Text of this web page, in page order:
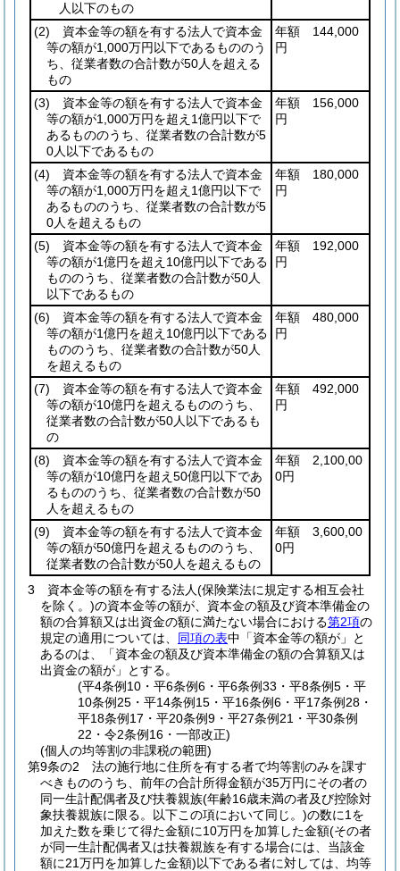
人以下のもの
(2) 資本金等の額を有する法人で資本金
等の額が1,000万円以下であるもののう
ち、従業者数の合計数が50人を超える
もの
年額 144,000
円
(3) 資本金等の額を有する法人で資本金
等の額が1,000万円を超え1億円以下で
あるもののうち、従業者数の合計数が5
0人以下であるもの
年額 156,000
円
(4) 資本金等の額を有する法人で資本金
等の額が1,000万円を超え1億円以下で
あるもののうち、従業者数の合計数が5
0人を超えるもの
年額 180,000
円
(5) 資本金等の額を有する法人で資本金
等の額が1億円を超え10億円以下である
もののうち、従業者数の合計数が50人
以下であるもの
年額 192,000
円
(6) 資本金等の額を有する法人で資本金
等の額が1億円を超え10億円以下である
もののうち、従業者数の合計数が50人
を超えるもの
年額 480,000
円
(7) 資本金等の額を有する法人で資本金
等の額が10億円を超えるもののうち、
従業者数の合計数が50人以下であるも
の
年額 492,000
円
(8) 資本金等の額を有する法人で資本金
等の額が10億円を超え50億円以下であ
るもののうち、従業者数の合計数が50
人を超えるもの
年額 2,100,00
0円
(9) 資本金等の額を有する法人で資本金
等の額が50億円を超えるもののうち、
従業者数の合計数が50人を超えるもの
年額 3,600,00
0円
3 資本金等の額を有する法人(保険業法に規定する相互会社
を除く。)の資本金等の額が、資本金の額及び資本準備金の
額の合算額又は出資金の額に満たない場合における第2項の
規定の適用については、 同項の表中「資本金等の額が」と
あるのは、「資本金の額及び資本準備金の額の合算額又は
出資金の額が」とする。
(平4条例10・平6条例6・平6条例33・平8条例5・平
10条例25・平14条例15・平16条例6・平17条例28・
平18条例17・平20条例9・平27条例21・平30条例
22・令2条例16・一部改正)
(個人の均等割の非課税の範囲)
第9条の2
法の施行地に住所を有する者で均等割のみを課す
べきもののうち、前年の合計所得金額が35万円にその者の
同一生計配偶者及び扶養親族(年齢16歳未満の者及び控除対
象扶養親族に限る。以下この項において同じ。)の数に1を
加えた数を乗じて得た金額に10万円を加算した金額(その者
が同一生計配偶者又は扶養親族を有する場合には、当該金
額に21万円を加算した金額)以下である者に対しては、均等